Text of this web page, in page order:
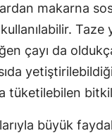
makarna
Taze
çayı da
tüketilebilen
büyük